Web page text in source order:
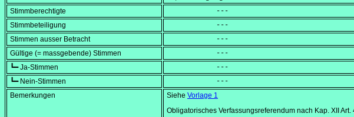
Stimmberechtigte
            ---
Stimmbeteiligung
            ---
Stimmen ausser Betracht
            ---
Gültige (= massgebende) Stimmen
            ---
┗━ Ja-Stimmen
            ---
┗━ Nein-Stimmen
            ---
Bemerkungen
Siehe Vorlage 1
Obligatorisches Verfassungsreferendum nach Kap. XII